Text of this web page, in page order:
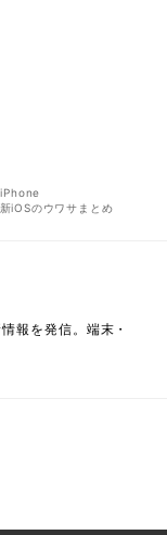
iPhone
iOSのウワサまとめ
報を発信。端末・